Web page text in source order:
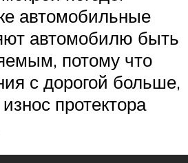
автомобильные
автомобилю быть
потому что
с дорогой больше,
протектора